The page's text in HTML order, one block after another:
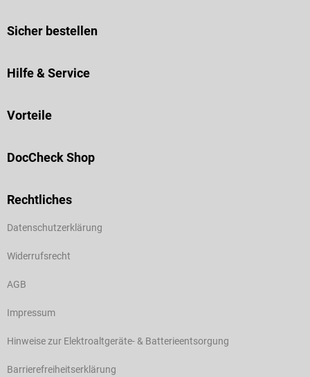
Sicher bestellen
Hilfe & Service
Vorteile
DocCheck Shop
Rechtliches
Datenschutzerklärung
Widerrufsrecht
AGB
Impressum
Hinweise zur Elektroaltgeräte- & Batterieentsorgung
Barrierefreiheitserklärung